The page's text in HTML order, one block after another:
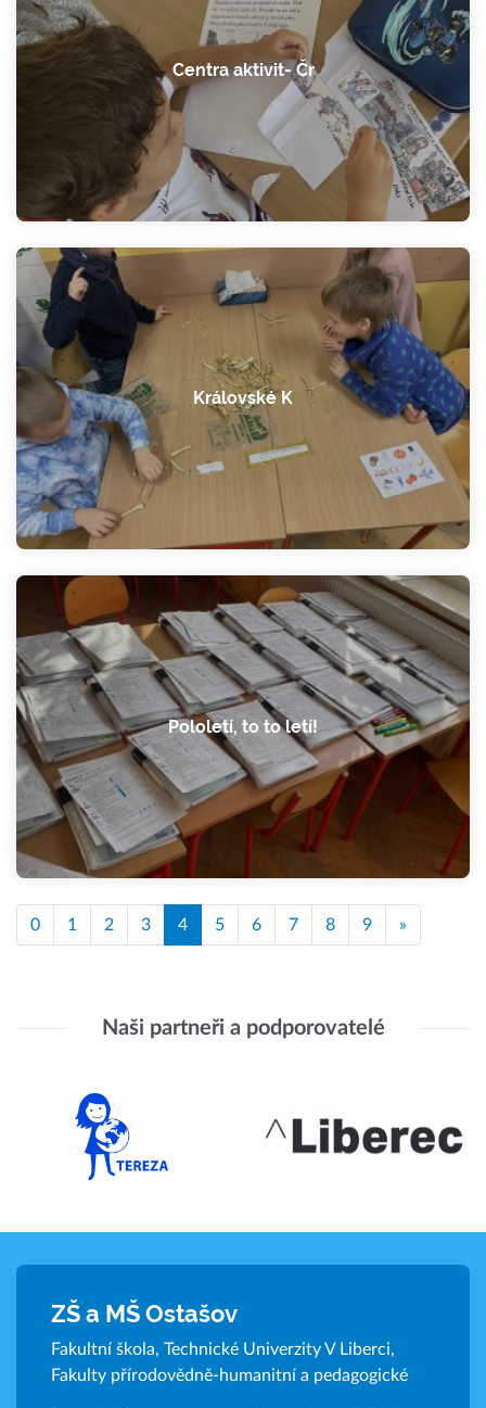
Centra aktivit- Čr
Královské K
Pololetí, to to letí!
0 1 2 3 4 5 6 7 8 9 »
Naši partneři a podporovatelé
ZŠ a MŠ Ostašov
Fakultní škola, Technické Univerzity V Liberci,
Fakulty přírodovědně-humanitní a pedagogické